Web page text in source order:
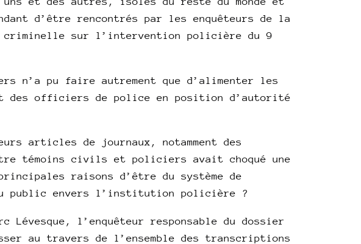
d’être rencontrés par les enquêteurs de la
criminelle sur l’intervention policière du 9
n’a pu faire autrement que d’alimenter les
des officiers de police en position d’autorité
articles de journaux, notamment des
témoins civils et policiers avait choqué une
raisons d’être du système de
public envers l’institution policière ?
Lévesque, l’enquêteur responsable du dossier
au travers de l’ensemble des transcriptions